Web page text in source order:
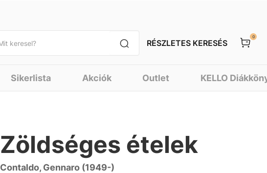
RÉSZLETES KERESÉS
0
Sikerlista Akciók Outlet KELLO
Zöldséges ételek
Contaldo, Gennaro (1949-)